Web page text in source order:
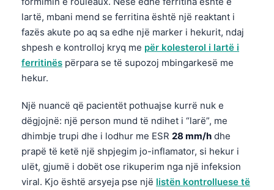
lartë, mbani mend se ferritina është një reaktant i
fazës akute po aq sa edhe një marker i hekurit, ndaj
shpesh e kontrolloj kryq me për kolesterol i lartë i
ferritinës përpara se të supozoj mbingarkesë me
hekur.
Një nuancë që pacientët pothuajse kurrë nuk e
dëgjojnë: një person mund të ndihet i “larë”, me
dhimbje trupi dhe i lodhur me ESR 28 mm/h dhe
prapë të ketë një shpjegim jo-inflamator, si hekur i
ulët, gjumë i dobët ose rikuperim nga një infeksion
viral. Kjo është arsyeja pse një listën kontrolluese të
සිංහල
অসমীয়া
Galego
Latviešu valoda
Македонски јазик
Gàidhlig
Occitan
العربية المغربية